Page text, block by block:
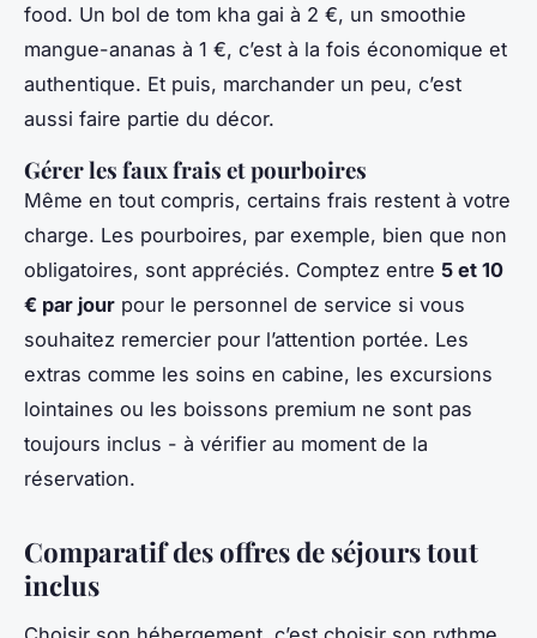
food. Un bol de tom kha gai à 2 €, un smoothie
mangue-ananas à 1 €, c’est à la fois économique et
authentique. Et puis, marchander un peu, c’est
aussi faire partie du décor.
Gérer les faux frais et pourboires
Même en tout compris, certains frais restent à votre
charge. Les pourboires, par exemple, bien que non
obligatoires, sont appréciés. Comptez entre 5 et 10
€ par jour pour le personnel de service si vous
souhaitez remercier pour l’attention portée. Les
extras comme les soins en cabine, les excursions
lointaines ou les boissons premium ne sont pas
toujours inclus - à vérifier au moment de la
réservation.
Comparatif des offres de séjours tout
inclus